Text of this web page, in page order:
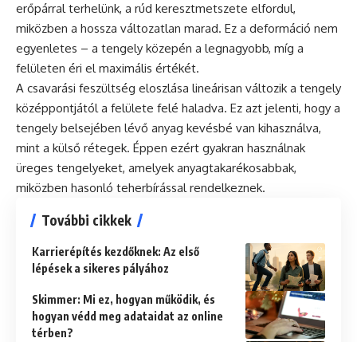
erőpárral terhelünk, a rúd keresztmetszete elfordul,
miközben a hossza változatlan marad. Ez a deformáció nem
egyenletes – a tengely közepén a legnagyobb, míg a
felületen éri el maximális értékét.
A csavarási feszültség eloszlása lineárisan változik a tengely
középpontjától a felülete felé haladva. Ez azt jelenti, hogy a
tengely belsejében lévő anyag kevésbé van kihasználva,
mint a külső rétegek. Éppen ezért gyakran használnak
üreges tengelyeket, amelyek anyagtakarékosabbak,
miközben hasonló teherbírással rendelkeznek.
További cikkek
Karrierépítés kezdőknek: Az első
lépések a sikeres pályához
Skimmer: Mi ez, hogyan működik, és
hogyan védd meg adataidat az online
térben?